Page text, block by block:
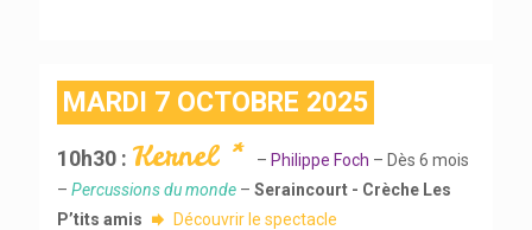
MARDI 7 OCTOBRE 2025
10h30 : Kernel * – Philippe Foch – Dès 6 mois
– Percussions du monde – Seraincourt - Crèche Les
P’tits amis
Découvrir le spectacle